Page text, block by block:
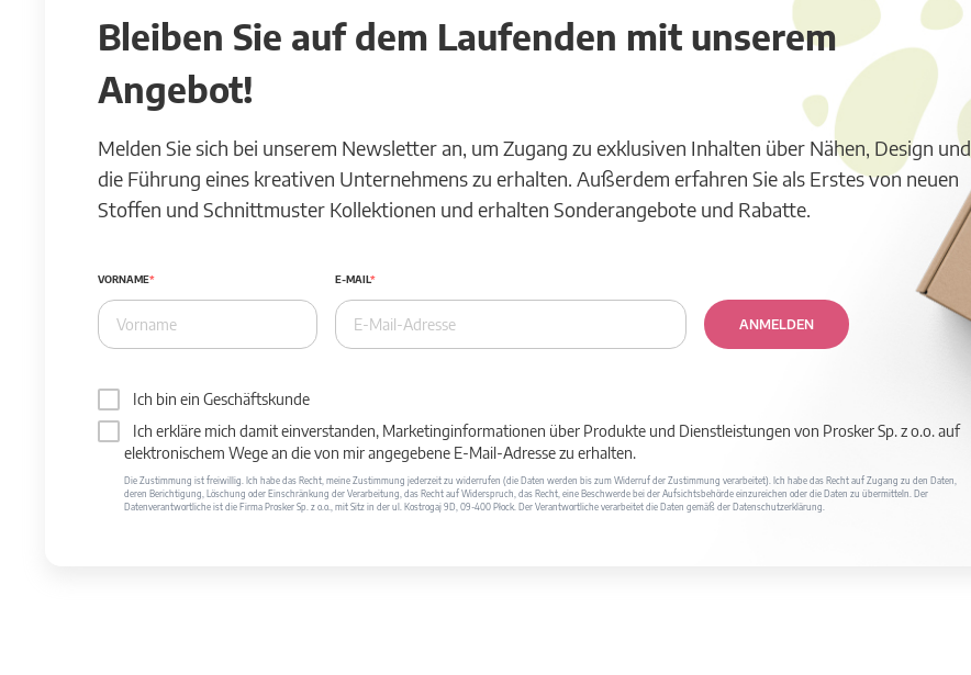
Bleiben Sie auf dem Laufenden mit unserem
Angebot!
Melden Sie sich bei unserem Newsletter an, um Zugang zu exklusiven Inhalten über Nähen, Design und
die Führung eines kreativen Unternehmens zu erhalten. Außerdem erfahren Sie als Erstes von neuen
Stoffen und Schnittmuster Kollektionen und erhalten Sonderangebote und Rabatte.
VORNAME E-MAIL
ANMELDEN
Ich bin ein Geschäftskunde
Ich erkläre mich damit einverstanden, Marketinginformationen über Produkte und Dienstleistungen von Prosker Sp. z o.o. auf
elektronischem Wege an die von mir angegebene E-Mail-Adresse zu erhalten.
Die Zustimmung ist freiwillig. Ich habe das Recht, meine Zustimmung jederzeit zu widerrufen (die Daten werden bis zum Widerruf der Zustimmung verarbeitet). Ich habe das Recht auf Zugang zu den Daten,
deren Berichtigung, Löschung oder Einschränkung der Verarbeitung, das Recht auf Widerspruch, das Recht, eine Beschwerde bei der Aufsichtsbehörde einzureichen oder die Daten zu übermitteln. Der
Datenverantwortliche ist die Firma Prosker Sp. z o.o., mit Sitz in der ul. Kostrogaj 9D, 09-400 Płock. Der Verantwortliche verarbeitet die Daten gemäß der Datenschutzerklärung.